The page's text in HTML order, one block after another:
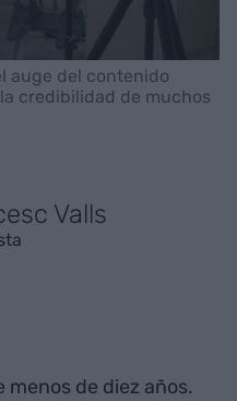
auge del contenido
credibilidad de muchos
Valls
menos de diez años.